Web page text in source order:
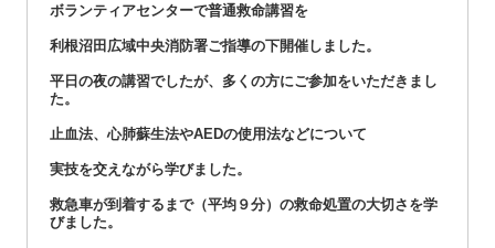
ボランティアセンターで普通救命講習を
利根沼田広域中央消防署ご指導の下開催しました。
平日の夜の講習でしたが、多くの方にご参加をいただきまし
た。
止血法、心肺蘇生法やAEDの使用法などについて
実技を交えながら学びました。
救急車が到着するまで（平均９分）の救命処置の大切さを学
びました。